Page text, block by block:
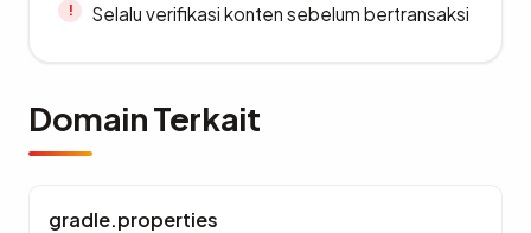
Selalu verifikasi konten sebelum bertransaksi
Domain Terkait
gradle.properties